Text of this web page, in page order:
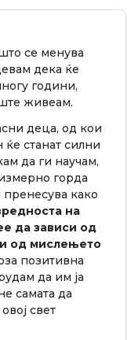
се менува
дека ќе
години,
живеам.
деца, од кои
станат силни
да ги научам,
горда
како
на
да зависи од
од мислењето
позитивна
да им ја
самата да
свет